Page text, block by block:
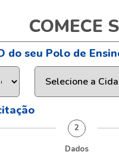
COMECE
do seu Polo de
2
Dados